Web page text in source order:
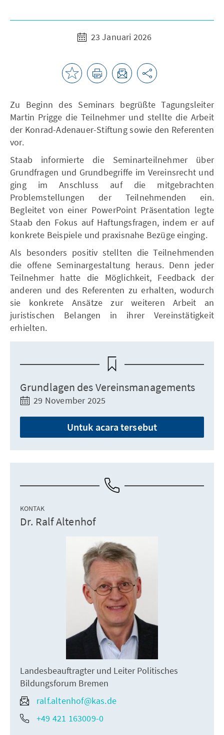
23 Januari 2026
Zu Beginn des Seminars begrüßte Tagungsleiter
Martin Prigge die Teilnehmer und stellte die Arbeit
der Konrad-Adenauer-Stiftung sowie den Referenten
vor.
Staab informierte die Seminarteilnehmer über
Grundfragen und Grundbegriffe im Vereinsrecht und
ging im Anschluss auf die mitgebrachten
Problemstellungen der Teilnehmenden ein.
Begleitet von einer PowerPoint Präsentation legte
Staab den Fokus auf Haftungsfragen, indem er auf
konkrete Beispiele und praxisnahe Bezüge einging.
Als besonders positiv stellten die Teilnehmenden
die offene Seminargestaltung heraus. Denn jeder
Teilnehmer hatte die Möglichkeit, Feedback der
anderen und des Referenten zu erhalten, wodurch
sie konkrete Ansätze zur weiteren Arbeit an
juristischen Belangen in ihrer Vereinstätigkeit
erhielten.
Grundlagen des Vereinsmanagements
29 November 2025
Untuk acara tersebut
KONTAK
Dr. Ralf Altenhof
Landesbeauftragter und Leiter Politisches
Bildungsforum Bremen
ralf.altenhof@kas.de
+49 421 163009-0